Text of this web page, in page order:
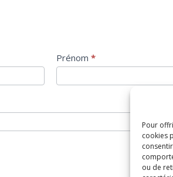
Pour
cookies
ou de
Prénom *